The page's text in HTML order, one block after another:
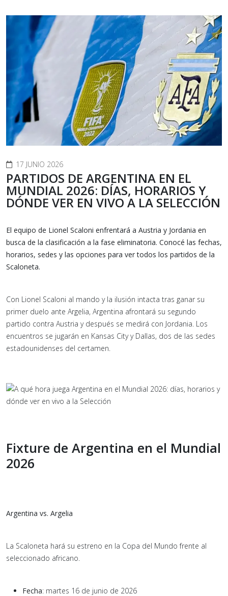
17 JUNIO 2026
PARTIDOS DE ARGENTINA EN EL
MUNDIAL 2026: DÍAS, HORARIOS Y
DÓNDE VER EN VIVO A LA SELECCIÓN
El equipo de Lionel Scaloni enfrentará a Austria y Jordania en
busca de la clasificación a la fase eliminatoria. Conocé las fechas,
horarios, sedes y las opciones para ver todos los partidos de la
Scaloneta.
Con Lionel Scaloni al mando y la ilusión intacta tras ganar su
primer duelo ante Argelia, Argentina afrontará su segundo
partido contra Austria y después se medirá con Jordania. Los
encuentros se jugarán en Kansas City y Dallas, dos de las sedes
estadounidenses del certamen.
Fixture de Argentina en el Mundial
2026
Argentina vs. Argelia
La Scaloneta hará su estreno en la Copa del Mundo frente al
seleccionado africano.
Fecha: martes 16 de junio de 2026